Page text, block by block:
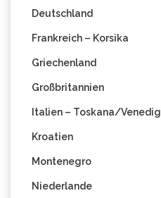
Deutschland
Frankreich – Korsika
Griechenland
Großbritannien
Italien – Toskana/Venedig
Kroatien
Montenegro
Niederlande